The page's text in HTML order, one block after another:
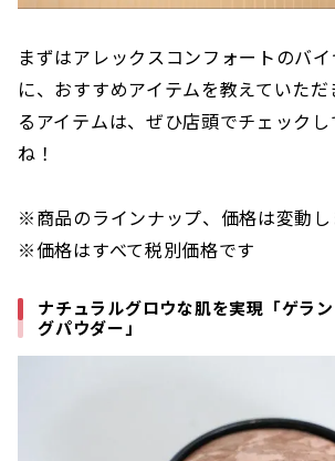
まずはアレックスコンフォートのバ
に、おすすめアイテムを教えていた
るアイテムは、ぜひ店頭でチェック
ね！
※商品のラインナップ、価格は変動し
※価格はすべて税別価格です
ナチュラルグロウな肌を実現「ゲラ
グパウダー」